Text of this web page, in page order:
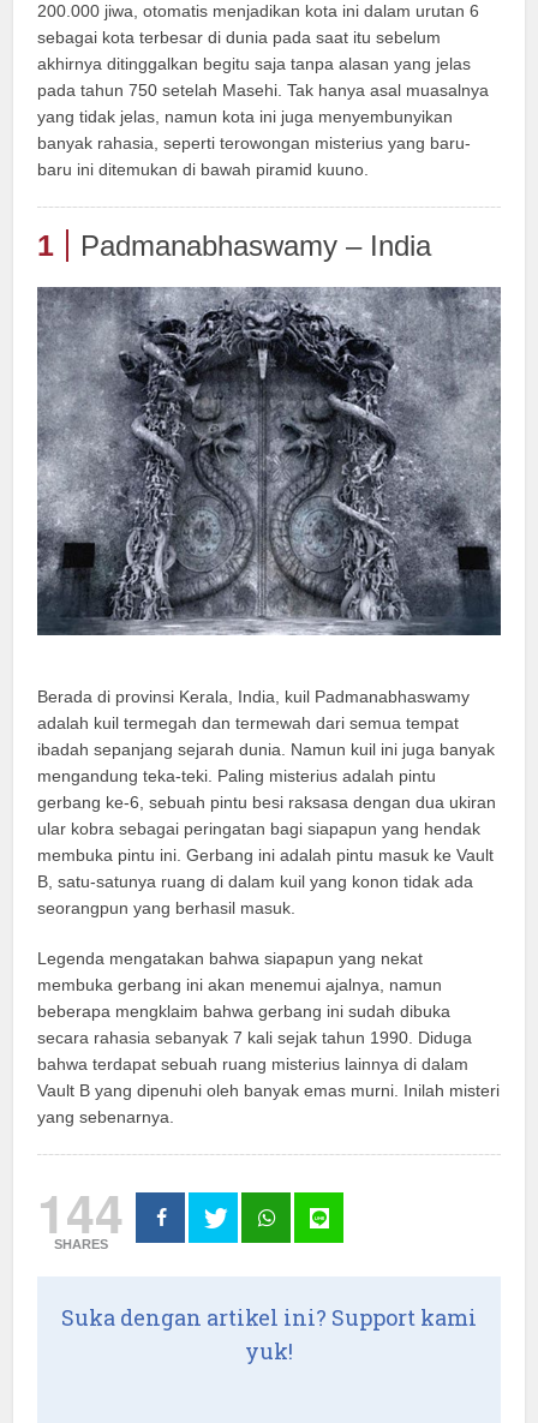
200.000 jiwa, otomatis menjadikan kota ini dalam urutan 6
sebagai kota terbesar di dunia pada saat itu sebelum
akhirnya ditinggalkan begitu saja tanpa alasan yang jelas
pada tahun 750 setelah Masehi. Tak hanya asal muasalnya
yang tidak jelas, namun kota ini juga menyembunyikan
banyak rahasia, seperti terowongan misterius yang baru-
baru ini ditemukan di bawah piramid kuuno.
1 Padmanabhaswamy – India
Berada di provinsi Kerala, India, kuil Padmanabhaswamy
adalah kuil termegah dan termewah dari semua tempat
ibadah sepanjang sejarah dunia. Namun kuil ini juga banyak
mengandung teka-teki. Paling misterius adalah pintu
gerbang ke-6, sebuah pintu besi raksasa dengan dua ukiran
ular kobra sebagai peringatan bagi siapapun yang hendak
membuka pintu ini. Gerbang ini adalah pintu masuk ke Vault
B, satu-satunya ruang di dalam kuil yang konon tidak ada
seorangpun yang berhasil masuk.
Legenda mengatakan bahwa siapapun yang nekat
membuka gerbang ini akan menemui ajalnya, namun
beberapa mengklaim bahwa gerbang ini sudah dibuka
secara rahasia sebanyak 7 kali sejak tahun 1990. Diduga
bahwa terdapat sebuah ruang misterius lainnya di dalam
Vault B yang dipenuhi oleh banyak emas murni. Inilah misteri
yang sebenarnya.
144
SHARES
Suka dengan artikel ini? Support kami
yuk!